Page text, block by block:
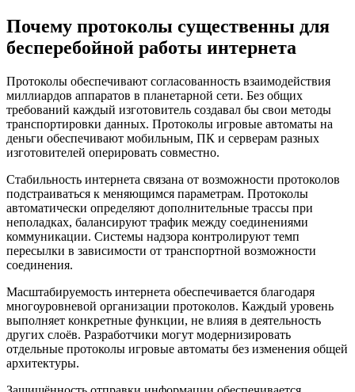
Почему протоколы существенны для
бесперебойной работы интернета
Протоколы обеспечивают согласованность взаимодействия
миллиардов аппаратов в планетарной сети. Без общих
требований каждый изготовитель создавал бы свои методы
транспортировки данных. Протоколы игровые автоматы на
деньги обеспечивают мобильным, ПК и серверам разных
изготовителей оперировать совместно.
Стабильность интернета связана от возможности протоколов
подстраиваться к меняющимся параметрам. Протоколы
автоматически определяют дополнительные трассы при
неполадках, балансируют трафик между соединениями
коммуникации. Системы надзора контролируют темп
пересылки в зависимости от транспортной возможности
соединения.
Масштабируемость интернета обеспечивается благодаря
многоуровневой организации протоколов. Каждый уровень
выполняет конкретные функции, не влияя в деятельность
других слоёв. Разработчики могут модернизировать
отдельные протоколы игровые автоматы без изменения общей
архитектуры.